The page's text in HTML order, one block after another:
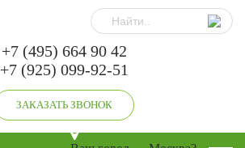
+7 (495) 664 90 42
+7 (925) 099-92-51
ЗАКАЗАТЬ ЗВОНОК